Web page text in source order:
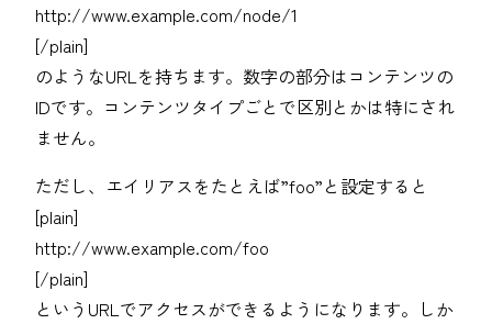
http://www.example.com/node/1
[/plain]
のようなURLを持ちます。数字の部分はコンテンツの
IDです。コンテンツタイプごとで区別とかは特にされ
ません。
ただし、エイリアスをたとえば”foo”と設定すると
[plain]
http://www.example.com/foo
[/plain]
というURLでアクセスができるようになります。しか